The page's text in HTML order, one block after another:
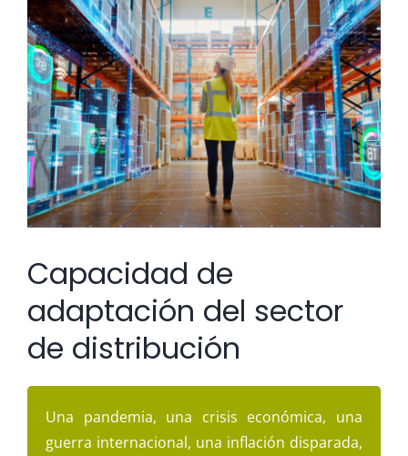
imagen
más
grande
Capacidad de
adaptación del sector
de distribución
Una pandemia, una crisis económica, una
guerra internacional, una inflación disparada,